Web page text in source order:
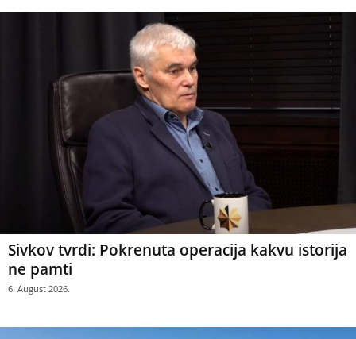
Sivkov tvrdi: Pokrenuta operacija kakvu istorija
ne pamti
6. August 2026.